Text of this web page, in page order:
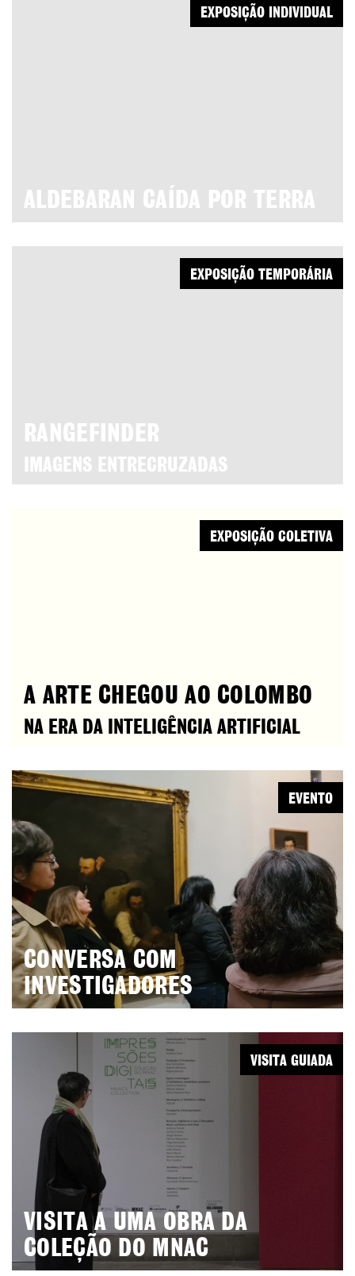
ALDEBARAN CAÍDA POR TERRA
EXPOSIÇÃO INDIVIDUAL
RANGEFINDER
IMAGENS ENTRECRUZADAS
EXPOSIÇÃO TEMPORÁRIA
A ARTE CHEGOU AO COLOMBO
NA ERA DA INTELIGÊNCIA ARTIFICIAL
EXPOSIÇÃO COLETIVA
CONVERSA COM
INVESTIGADORES
EVENTO
VISITA A UMA OBRA DA
COLEÇÃO DO MNAC
VISITA GUIADA